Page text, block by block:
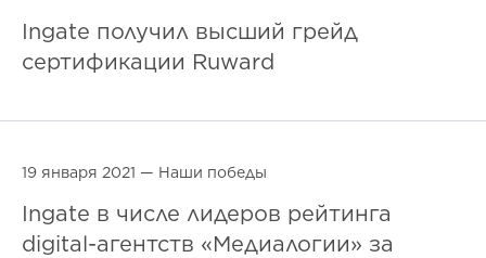
Ingate получил высший грейд
сертификации Ruward
19 января 2021 — Наши победы
Ingate в числе лидеров рейтинга
digital-агентств «Медиалогии» за